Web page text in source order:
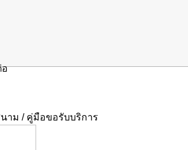
อ
าม / คู่มือขอรับบริการ